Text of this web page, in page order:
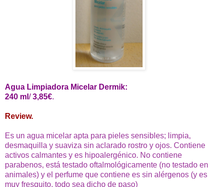
Agua Limpiadora Micelar Dermik:
240 ml /3,85€.
Review.
Es un agua micelar apta para pieles sensibles; limpia,
desmaquilla y suaviza sin aclarado rostro y ojos. Contiene
activos calmantes y es hipoalergénico. No contiene
parabenos, está testado oftalmológicamente (no testado en
animales) y el perfume que contiene es sin alérgenos (y es
muy fresquito, todo sea dicho de paso)